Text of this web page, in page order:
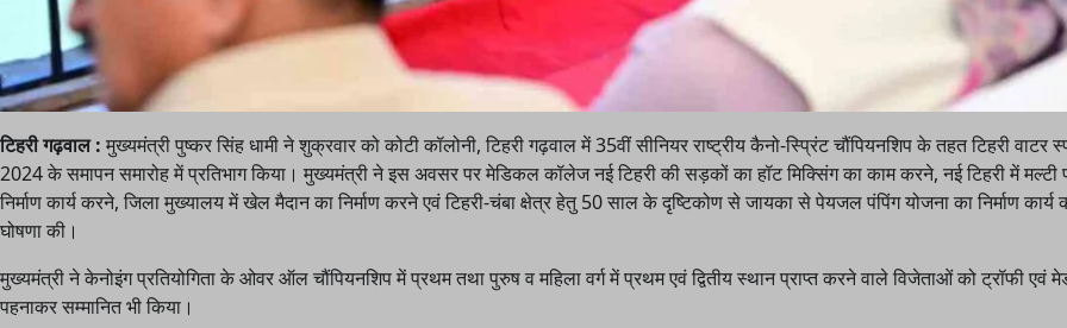
टिहरी गढ़वाल : मुख्यमंत्री पुष्कर सिंह धामी ने शुक्रवार को कोटी कॉलोनी, टिहरी गढ़वाल में 35वीं सीनियर राष्ट्रीय कैनो-स्प्रिंट चौंपियनशिप के तहत टिहरी वाटर
2024 के समापन समारोह में प्रतिभाग किया। मुख्यमंत्री ने इस अवसर पर मेडिकल कॉलेज नई टिहरी की सड़कों का हॉट मिक्सिंग का काम करने, नई टिहरी में मल्टी
निर्माण कार्य करने, जिला मुख्यालय में खेल मैदान का निर्माण करने एवं टिहरी-चंबा क्षेत्र हेतु 50 साल के दृष्टिकोण से जायका से पेयजल पंपिंग योजना का निर्माण कार्य
घोषणा की।
मुख्यमंत्री ने केनोइंग प्रतियोगिता के ओवर ऑल चौंपियनशिप में प्रथम तथा पुरुष व महिला वर्ग में प्रथम एवं द्वितीय स्थान प्राप्त करने वाले विजेताओं को ट्रॉफी एवं
पहनाकर सम्मानित भी किया।